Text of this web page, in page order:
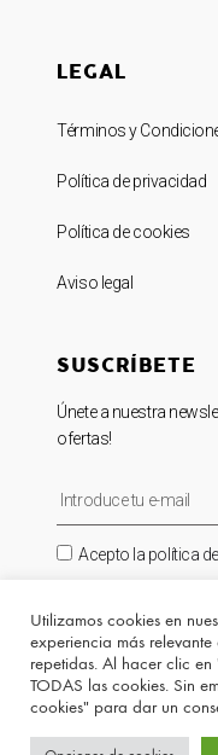
LEGAL
Términos y
Política de privacidad
Política de cookies
Aviso legal
SUSCRÍBETE
Únete a nuestra
ofertas!
Acepto la política
Utilizamos cookies en
experiencia más
repetidas. Al hacer clic
TODAS las cookies. Sin
cookies" para dar un